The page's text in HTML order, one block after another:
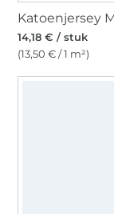
14,18 € / stuk
(13,50 € / 1 m²)